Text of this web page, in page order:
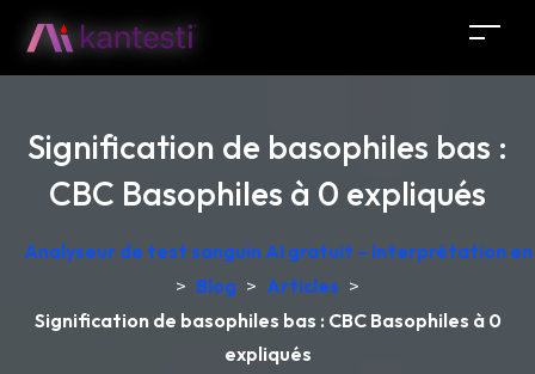
Signification de basophiles bas :
CBC Basophiles à 0 expliqués
Analyseur de test sanguin AI gratuit – Interprétation
> Blog > Articles >
Signification de basophiles bas : CBC Basophiles à 0
expliqués